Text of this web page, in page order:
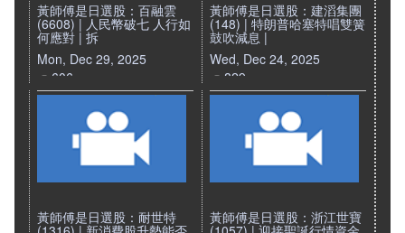
黃師傅是日選股：百融雲
(6608) | 人民幣破七 人行如
何應對 | 拆
Mon, Dec 29, 2025
606
黃師傅是日選股：建滔集團
(148) | 特朗普哈塞特唱雙簧
鼓吹減息 |
Wed, Dec 24, 2025
829
黃師傅是日選股：耐世特 黃師傅是日選股：浙江世寶